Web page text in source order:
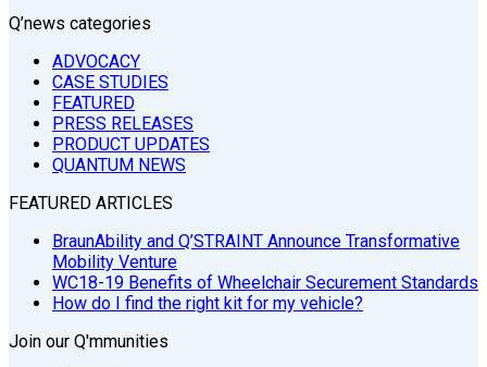
Q’news categories
ADVOCACY
CASE STUDIES
FEATURED
PRESS RELEASES
PRODUCT UPDATES
QUANTUM NEWS
FEATURED ARTICLES
BraunAbility and Q’STRAINT Announce Transformative
Mobility Venture
WC18-19 Benefits of Wheelchair Securement Standards
How do I find the right kit for my vehicle?
Join our Q'mmunities